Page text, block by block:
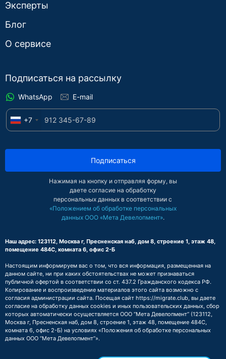
Эксперты
Блог
О сервисе
Подписаться на рассылку
WhatsApp E-mail
+7
Подписаться
Нажимая на кнопку и отправляя форму, вы
даете согласие на обработку
персональных данных в соответствии с
«Положением об обработке персональных
данных ООО «Мета Девелопмент».
Наш адрес: 123112, Москва г, Пресненская наб, дом 8, строение 1, этаж 48,
помещение 484С, комната 6, офис 2-Б
Настоящим информируем вас о том, что вся информация, размещенная на
данном сайте, ни при каких обстоятельствах не может признаваться
публичной офертой в соответствии со ст. 437.2 Гражданского кодекса РФ.
Копирование и воспроизведение материалов этого сайта возможно с
согласия администрации сайта. Посещая сайт https://migrate.club, вы даете
согласие на обработку данных cookies и иных пользовательских данных, сбор
которых автоматически осуществляется ООО “Мета Девелопмент” (123112,
Москва г, Пресненская наб, дом 8, строение 1, этаж 48, помещение 484С,
комната 6, офис 2-Б) на условиях «Положения об обработке персональных
данных ООО “Мета Девелопмент”».